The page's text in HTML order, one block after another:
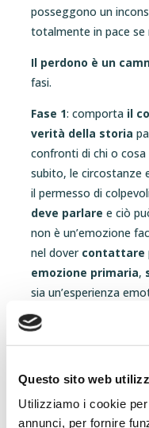
Questo sito web
Utilizziamo i cookie
annunci, per fornire
posseggono un
totalmente in pace se
Il perdono è un
fasi.
Fase 1: comporta il
verità della storia
confronti di chi o
subito, le circostanze
il permesso di
deve parlare e ciò
non è un’emozione
nel dover contattare
emozione primaria,
sia un’esperienza
provarla.
Fase 2: consiste nel
partecipato alla
vita? È un livello di
anche ad un livello di